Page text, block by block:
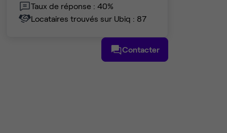
Taux de réponse : 40%
Locataires trouvés sur Ubiq : 87
Contacter